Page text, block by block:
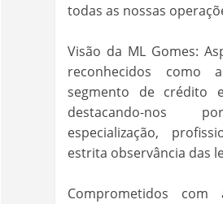
todas as nossas
Visão da ML Gomes:
reconhecidos
segmento de crédito
destacando-nos
especialização,
estrita observância das
Comprometidos